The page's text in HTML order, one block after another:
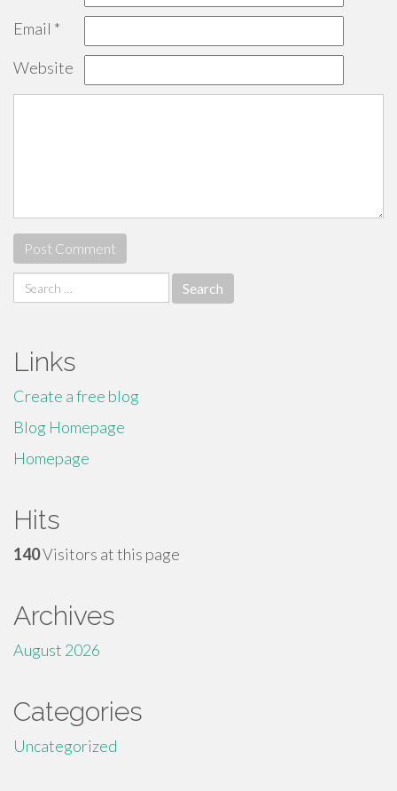
Email *
Website
Search
for:
Links
Create a free blog
Blog Homepage
Homepage
Hits
140Visitors at this page
Archives
August 2026
Categories
Uncategorized